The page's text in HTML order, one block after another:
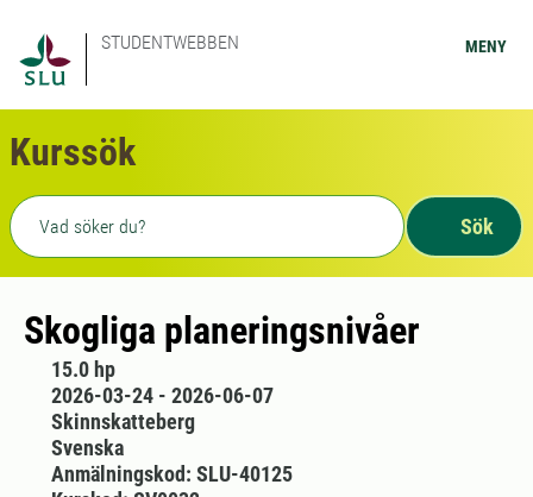
STUDENTWEBBEN MENY
Kurssök
Fritext sökning
Sök
Skogliga planeringsnivåer
15.0 hp
2026-03-24 - 2026-06-07
Skinnskatteberg
Svenska
Anmälningskod: SLU-40125